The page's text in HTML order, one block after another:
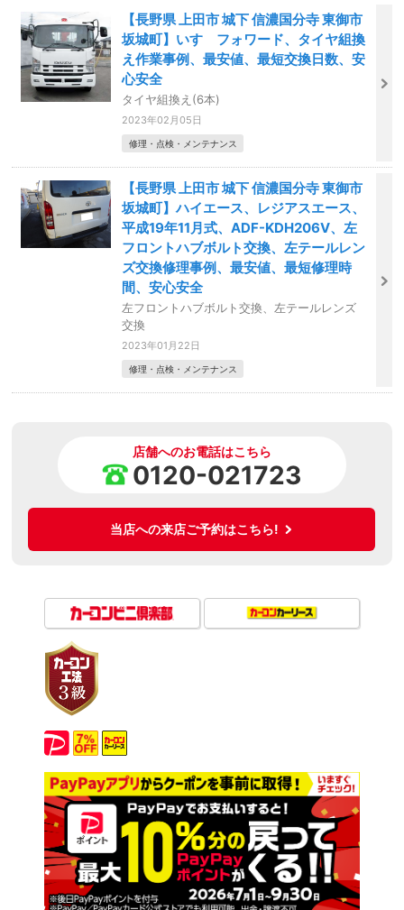
【長野県 上田市 城下 信濃国分寺 東御市
坂城町】いすゞフォワード、タイヤ組換
え作業事例、最安値、最短交換日数、安
心安全
タイヤ組換え(6本)
2023年02月05日
修理・点検・メンテナンス
【長野県 上田市 城下 信濃国分寺 東御市
坂城町】ハイエース、レジアスエース、
平成19年11月式、ADF-KDH206V、左
フロントハブボルト交換、左テールレン
ズ交換修理事例、最安値、最短修理時
間、安心安全
左フロントハブボルト交換、左テールレンズ
交換
2023年01月22日
修理・点検・メンテナンス
店舗へのお電話はこちら
0120-021723
当店への来店ご予約はこちら!